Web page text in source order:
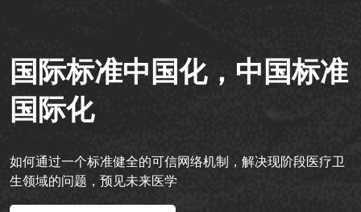
国际标准中国化，中国标准
国际化
如何通过一个标准健全的可信网络机制，解决现阶段医疗卫
生领域的问题，预见未来医学